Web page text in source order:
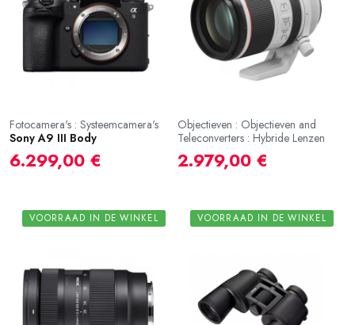
Fotocamera's : Systeemcamera's
Sony A9 III Body
6.299,00 €
Objectieven : Objectieven and
Teleconverters : Hybride Lenzen
2.979,00 €
VOORRAAD IN DE WINKEL VOORRAAD IN DE WINKEL